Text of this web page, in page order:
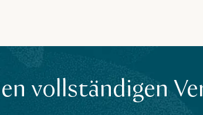
vollständigen